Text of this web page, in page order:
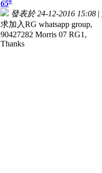
65
發表於 24-12-2016 15:08 |
求加入RG whatsapp group,
90427282 Morris 07 RG1,
Thanks